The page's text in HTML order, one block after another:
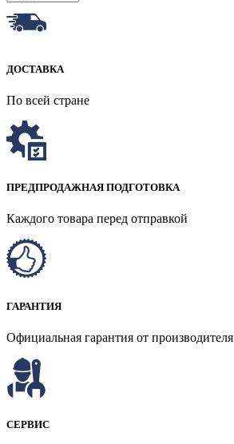
ДОСТАВКА
По всей стране
ПРЕДПРОДАЖНАЯ ПОДГОТОВКА
Каждого товара перед отправкой
ГАРАНТИЯ
Официальная гарантия от производителя
СЕРВИС